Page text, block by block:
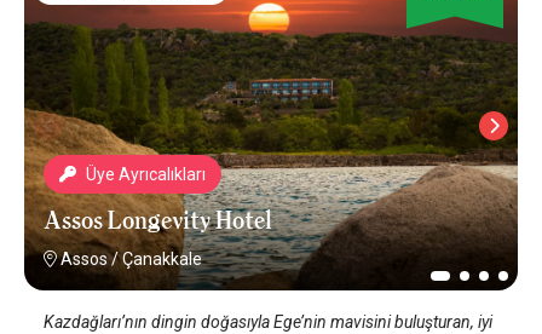
Üye Ayrıcalıkları
Assos Longevity Hotel
Assos /Çanakkale
Kazdağları’nın dingin doğasıyla Ege’nin mavisini buluşturan, iyi